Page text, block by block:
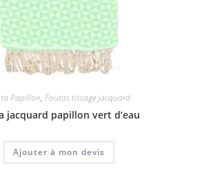
Papillon, Foutas tissage jacquard
jacquard papillon vert d’eau
Ajouter à mon devis